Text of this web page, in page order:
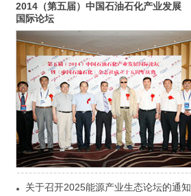
2014（第五届）中国石油石化产业发展
国际论坛
关于召开2025能源产业生态论坛的通知